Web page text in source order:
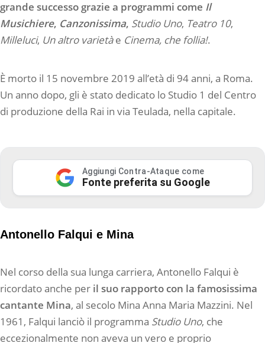
grande successo grazie a programmi come Il
Musichiere, Canzonissima, Studio Uno, Teatro 10,
Milleluci, Un altro varietàe Cinema, che follia!.
È morto il 15 novembre 2019 all’età di 94 anni, a Roma.
Un anno dopo, gli è stato dedicato lo Studio 1 del Centro
di produzione della Rai in via Teulada, nella capitale.
Aggiungi Contra-Ataque come
Fonte preferita su Google
Antonello Falqui e Mina
Nel corso della sua lunga carriera, Antonello Falqui è
ricordato anche per il suo rapporto con la famosissima
cantante Mina, al secolo Mina Anna Maria Mazzini. Nel
1961, Falqui lanciò il programma Studio Uno, che
eccezionalmente non aveva un vero e proprio